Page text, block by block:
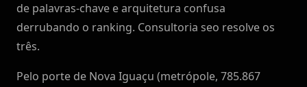
de palavras-chave e arquitetura confusa
derrubando o ranking. Consultoria seo resolve os
três.
Pelo porte de Nova Iguaçu (metrópole, 785.867